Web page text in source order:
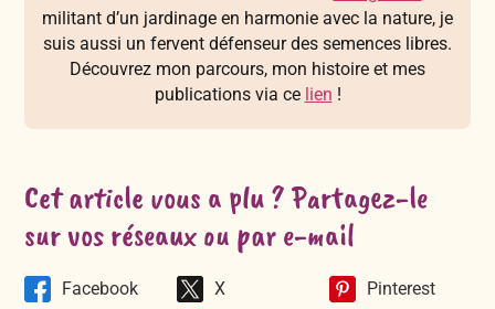
militant d’un jardinage en harmonie avec la nature, je
suis aussi un fervent défenseur des semences libres.
Découvrez mon parcours, mon histoire et mes
publications via ce lien !
Cet article vous a plu ? Partagez-le
sur vos réseaux ou par e-mail
Facebook X
Pinterest